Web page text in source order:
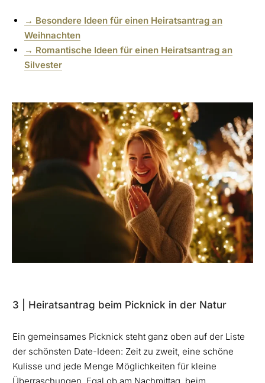
→ Besondere Ideen für einen Heiratsantrag an
Weihnachten
→ Romantische Ideen für einen Heiratsantrag an
Silvester
3 | Heiratsantrag beim Picknick in der Natur
Ein gemeinsames Picknick steht ganz oben auf der Liste
der schönsten Date-Ideen: Zeit zu zweit, eine schöne
Kulisse und jede Menge Möglichkeiten für kleine